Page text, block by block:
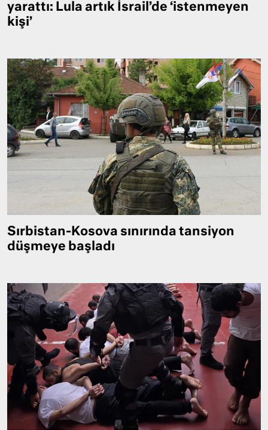
yarattı: Lula artık İsrail’de ‘istenmeyen
kişi’
Sırbistan-Kosova sınırında tansiyon
düşmeye başladı